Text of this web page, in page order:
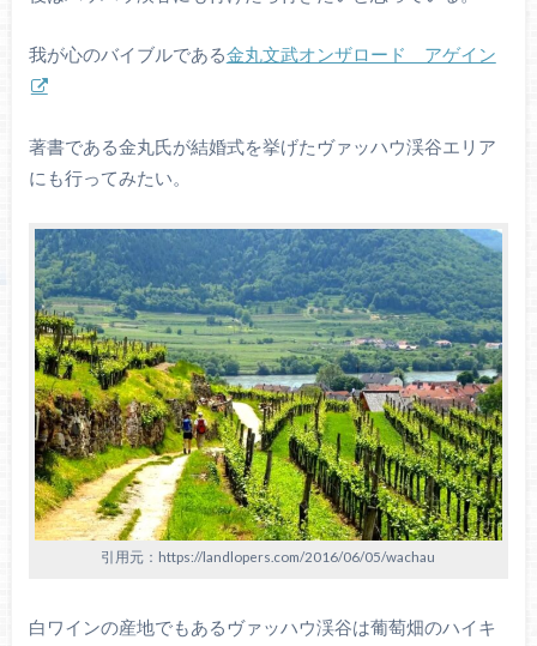
我が心のバイブルである金丸文武オンザロード アゲイン
著書である金丸氏が結婚式を挙げたヴァッハウ渓谷エリア
にも行ってみたい。
引用元：https://landlopers.com/2016/06/05/wachau
白ワインの産地でもあるヴァッハウ渓谷は葡萄畑のハイキ